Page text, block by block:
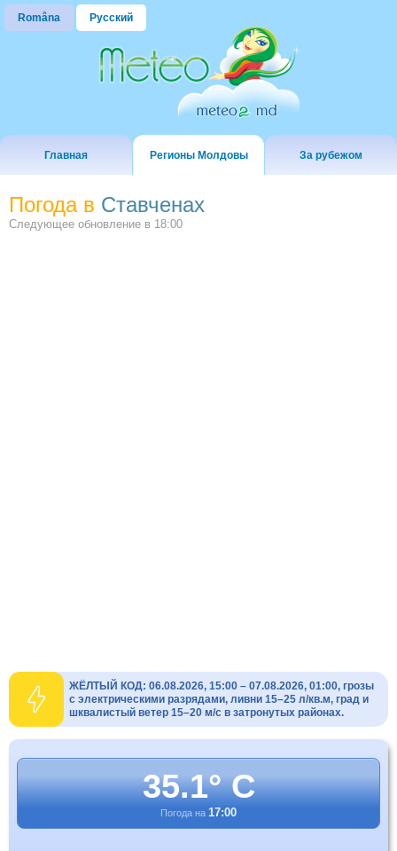
Româna Русский
Главная Регионы Молдовы За рубежом
Погода в Ставченах
Следующее обновление в 18:00
ЖЁЛТЫЙ КОД: 06.08.2026, 15:00 – 07.08.2026, 01:00, грозы
с электрическими разрядами, ливни 15–25 л/кв.м, град и
шквалистый ветер 15–20 м/с в затронутых районах.
35.1° C
Погода на 17:00